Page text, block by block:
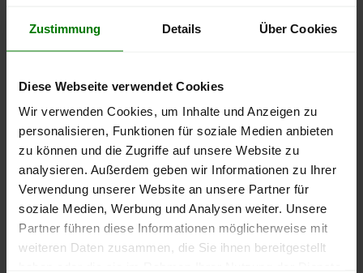
Zustimmung Details Über Cookies
Diese Webseite verwendet Cookies
Wir verwenden Cookies, um Inhalte und Anzeigen zu
personalisieren, Funktionen für soziale Medien anbieten
zu können und die Zugriffe auf unsere Website zu
analysieren. Außerdem geben wir Informationen zu Ihrer
Verwendung unserer Website an unsere Partner für
soziale Medien, Werbung und Analysen weiter. Unsere
Partner führen diese Informationen möglicherweise mit
weiteren Daten zusammen, die Sie ihnen bereitgestellt
lose Ware Sackware
September
2025
Januar
2026
Mai
2026
250 €
300 €
400 €
Die aktuelle Preisentwicklung für Holzpellets in Deutschland
können Sie jederzeit auf unsererPelletspreise-Seite